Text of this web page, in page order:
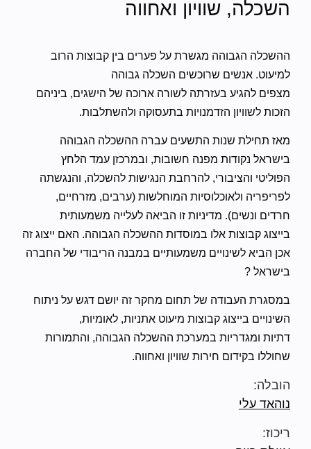
השכלה, שוויון ואחווה
ההשכלה הגבוהה מגשרת על פערים בין קבוצות הרוב
למיעוט. אנשים שרוכשים השכלה גבוהה
מצפים להגיע בעזרתה לשורה ארוכה של הישגים, ביניהם
הזכות לשוויון הזדמנויות בתעסוקה ולהשתלבות.
מאז תחילת שנות התשעים עברה ההשכלה הגבוהה
בישראל נקודות מפנה חשובות, ובמרכזן עמד הלחץ
הפוליטי והציבורי, להרחבת הנגישות להשכלה, והנגשתה
לפריפריה ולאוכלוסיות המוחלשות (ערבים, מזרחיים,
חרדים ונשים). מדיניות זו הביאה לעלייה משמעותית
בייצוג קבוצות אלו במוסדות ההשכלה הגבוהה. האם ייצוג זה
אכן הביא לשינויים משמעותיים במבנה הריבודי של החברה
בישראל ?
במסגרת העבודה של תחום מחקר זה יושם דגש על ניתוח
השינויים בייצוג קבוצות מיעוט אתניות, לאומיות,
דתיות ומגדריות במערכת ההשכלה הגבוהה, והתמורות
שחוללו בקידום חירות שוויון ואחווה.
הובלה:
נוהאד עלי
ריכוז: